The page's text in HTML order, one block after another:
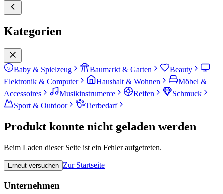
Kategorien
Baby & Spielzeug Baumarkt & Garten
Beauty
Elektronik & Computer
Haushalt & Wohnen
Möbel &
Accessoires
Musikinstrumente Reifen
Schmuck
Sport & Outdoor
Tierbedarf
Produkt konnte nicht geladen werden
Beim Laden dieser Seite ist ein Fehler aufgetreten.
Erneut versuchen Zur Startseite
Unternehmen